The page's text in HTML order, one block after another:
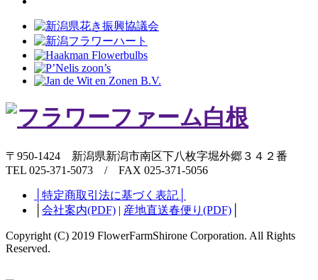
〒950-1424 新潟県新潟市南区下八枚字堀外郷３４２番
TEL 025-371-5073 / FAX 025-371-5056
│特定商取引法に基づく表記│
会社案内(PDF) | 産地直送春便り(PDF)
Copyright (C) 2019 FlowerFarmShirone Corporation. All Rights
Reserved.